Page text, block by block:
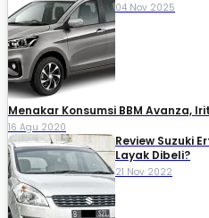
04 Nov 2025
Menakar Konsumsi BBM Avanza,
16 Agu 2020
Review Suzuki
Layak Dibeli?
21 Nov 2022